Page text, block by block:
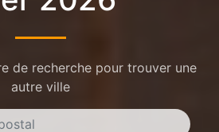
de recherche pour trouver une
autre ville